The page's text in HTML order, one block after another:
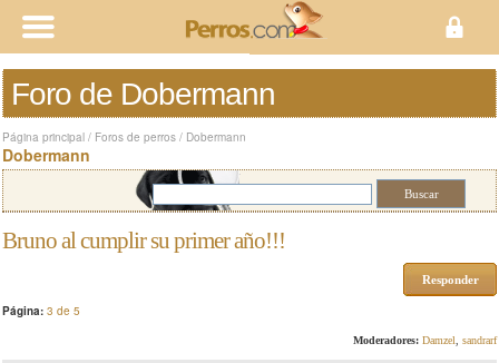
Foro de Dobermann
Página principal / Foros de perros / Dobermann
Dobermann
Bruno al cumplir su primer año!!!
Responder
Página: 3 de 5
Moderadores: Damzel sandrarf